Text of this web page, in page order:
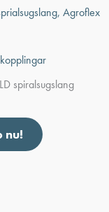
spiralsugslang
nu!